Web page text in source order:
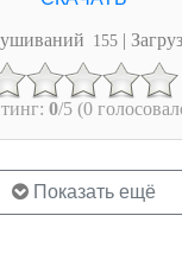
155 |
0/5 (0
Показать ещё